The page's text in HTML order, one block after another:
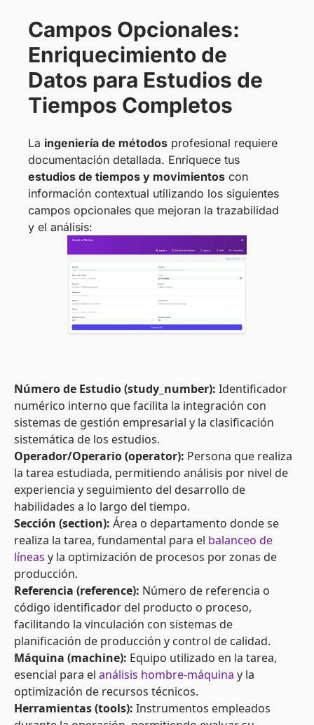
Campos Opcionales:
Enriquecimiento de
Datos para Estudios de
Tiempos Completos
La ingeniería de métodos profesional requiere
documentación detallada. Enriquece tus
estudios de tiempos y movimientos con
información contextual utilizando los siguientes
campos opcionales que mejoran la trazabilidad
y el análisis:
Número de Estudio (study_number): Identificador
numérico interno que facilita la integración con
sistemas de gestión empresarial y la clasificación
sistemática de los estudios.
Operador/Operario (operator): Persona que realiza
la tarea estudiada, permitiendo análisis por nivel de
experiencia y seguimiento del desarrollo de
habilidades a lo largo del tiempo.
Sección (section): Área o departamento donde se
realiza la tarea, fundamental para el balanceo de
líneas y la optimización de procesos por zonas de
producción.
Referencia (reference): Número de referencia o
código identificador del producto o proceso,
facilitando la vinculación con sistemas de
planificación de producción y control de calidad.
Máquina (machine): Equipo utilizado en la tarea,
esencial para el análisis hombre-máquina y la
optimización de recursos técnicos.
Herramientas (tools): Instrumentos empleados